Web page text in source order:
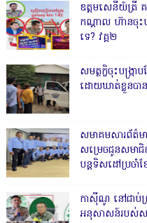
ឧត្តមសេនីយ៍ត្រី
កណ្តាល ហ៊ានចុះ
ទេ? វគ្គ២
សមត្ថកិ្ចចុះបង្ក្រ
ដោយឃាត់ខ្លួនប
សមាគមសារព័ត៌ម
សម្រេចជូនសមាជិ
បន្តទិសដៅប្រចាំ
កាសុីណូ នៅជាប់ព្
អនុសាសន៍របស់សម្